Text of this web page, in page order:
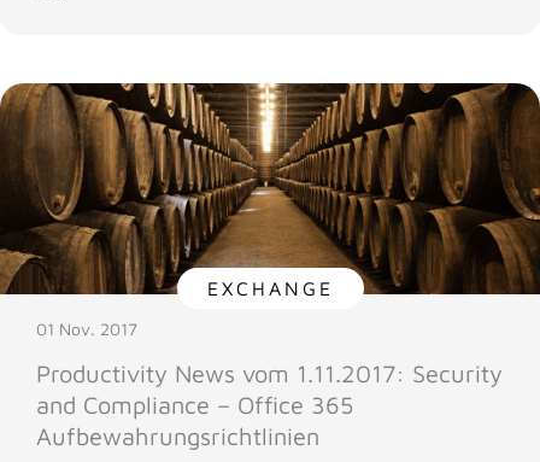
EXCHANGE
01 Nov. 2017
Productivity News vom 1.11.2017: Security
and Compliance – Office 365
Aufbewahrungsrichtlinien